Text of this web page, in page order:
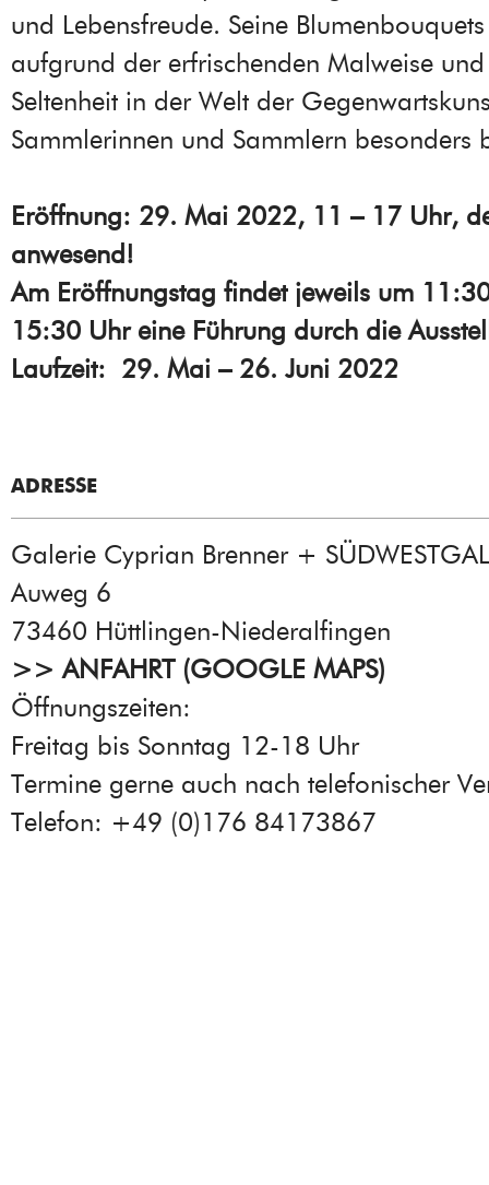
und Lebensfreude. Seine
aufgrund der erfrischenden Malweise
Seltenheit in der Welt der
Sammlerinnen und Sammlern besonders
Eröffnung: 29. Mai 2022, 11 – 17 Uhr,
anwesend!
Am Eröffnungstag findet jeweils um
15:30 Uhr eine Führung durch die
Laufzeit: 29. Mai – 26. Juni 2022
ADRESSE
Galerie Cyprian Brenner +
Auweg 6
73460 Hüttlingen-Niederalfingen
>> ANFAHRT (GOOGLE MAPS)
Öffnungszeiten:
Freitag bis Sonntag 12-18 Uhr
Termine gerne auch nach telefonischer
Telefon: +49 (0)176 84173867